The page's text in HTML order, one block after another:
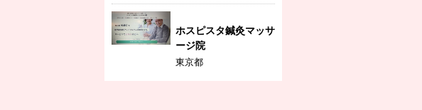
ホスピスタ鍼灸マッサ
ージ院
東京都